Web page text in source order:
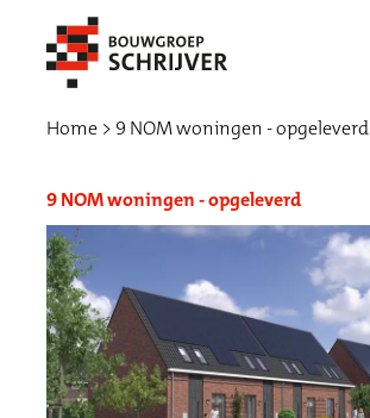
Home 9 NOM woningen - opgeleverd
9 NOM woningen - opgeleverd